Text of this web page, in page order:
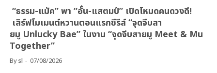
“ธรรม-แม็ค” พา “อั๋น-แสตมป์” เปิดโหมดคนดวงดี!
เสิร์ฟโมเมนต์หวานตอนแรกซีรีส์ “จุดจีบสา
ยมู Unlucky Bae” ในงาน “จุดจีบสายมู Meet & Mu
Together”
Bysl 07/08/2026